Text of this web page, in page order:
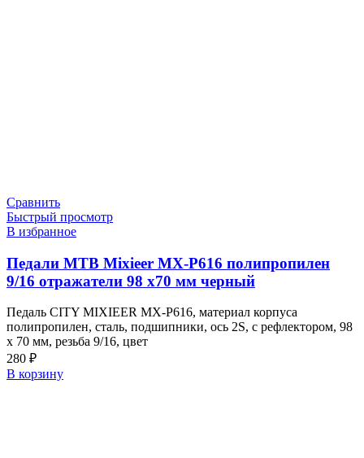
Сравнить
Быстрый просмотр
В избранное
Педали МТВ Mixieer MX-P616 полипропилен
9/16 отражатели 98 х70 мм черный
Педаль CITY MIXIEER MX-P616, материал корпуса
полипропилен, сталь, подшипники, ось 2S, с рефлектором, 98
x 70 мм, резьба 9/16, цвет
280 ₽
В корзину